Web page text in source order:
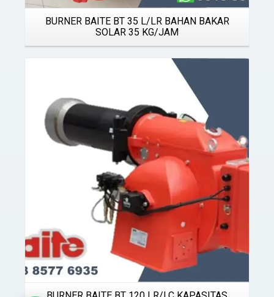
BURNER BAITE BT 35 L/LR BAHAN BAKAR
SOLAR 35 KG/JAM
Details